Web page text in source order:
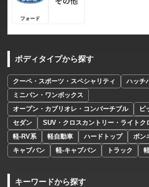
フォード
ボディタイプから探す
クーペ・スポーツ・スペシャリティ
ハッチ
ミニバン・ワンボックス
オープン・カブリオレ・コンバーチブル
ピ
セダン
SUV・クロスカントリー・ライトク
軽-RV系
軽自動車 ハードトップ
ボン
キャブバン
軽-キャブバン トラック
キーワードから探す